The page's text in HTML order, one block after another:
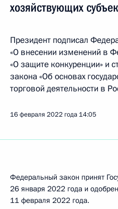
хозяйствующих
Президент подписал
«О внесении изменений в
«О защите конкуренции» и
закона «Об основах
торговой деятельности в
16 февраля 2022 года 14:05
Федеральный закон принят
26 января 2022 года и
11 февраля 2022 года.